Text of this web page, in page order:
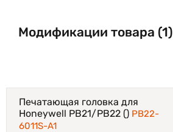
Модификации товара (1)
Печатающая головка для
Honeywell PB21/PB22 () PB22-
6011S-A1